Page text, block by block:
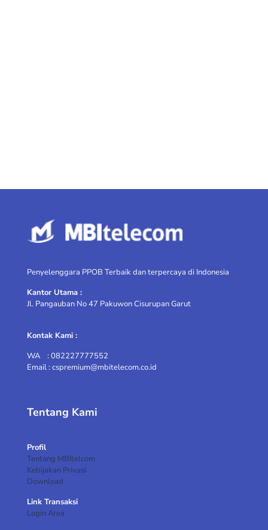
Penyelenggara PPOB Terbaik dan terpercaya di Indonesia
Kantor Utama :
Jl. Pangauban No 47 Pakuwon Cisurupan Garut
Kontak Kami :
WA : 082227777552
Email : cspremium@mbitelecom.co.id
Tentang Kami
Profil
Tentang MBItelcom
Kebijakan Privasi
Download
Link Transaksi
Login Area